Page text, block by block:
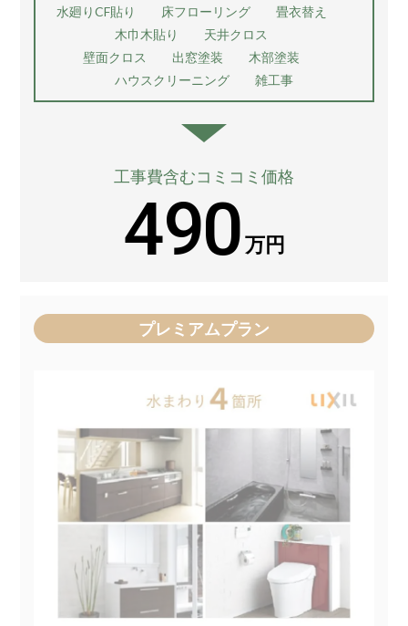
水廻りCF貼り 床フローリング
畳衣替え
木巾木貼り
天井クロス
壁面クロス 出窓塗装
木部塗装
ハウスクリーニング
雑工事
工事費含むコミコミ価格
490万円
プレミアムプラン